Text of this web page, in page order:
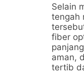
Selain
tengah
fiber
aman,
tertib